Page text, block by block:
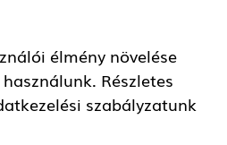
szabályzat
feltételek
élmény növelése
Részletes
szabályzatunk